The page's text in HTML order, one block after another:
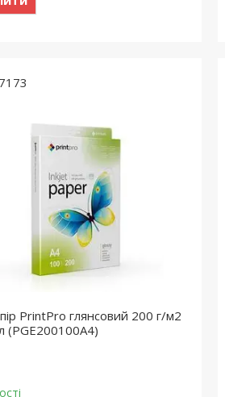
PrintPro глянсовий 200 г/м2
(PGE200100A4)